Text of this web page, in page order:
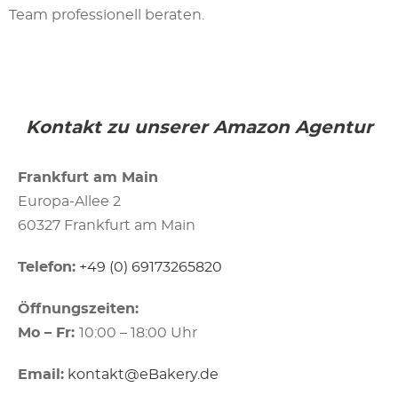
Team professionell beraten.
Kontakt zu unserer Amazon Agentur
Frankfurt am Main
Europa-Allee 2
60327 Frankfurt am Main
Telefon: +49 (0) 69173265820
Öffnungszeiten:
Mo – Fr: 10:00 – 18:00 Uhr
Email: kontakt@eBakery.de